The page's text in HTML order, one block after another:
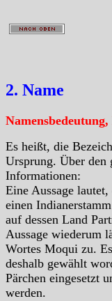
2. Name
Es heißt, die
Ursprung. Über den
Informationen:
Eine Aussage
einen
auf dessen Land
Aussage wiederum
Wortes Moqui zu.
deshalb gewählt
Pärchen eingesetzt
werden.